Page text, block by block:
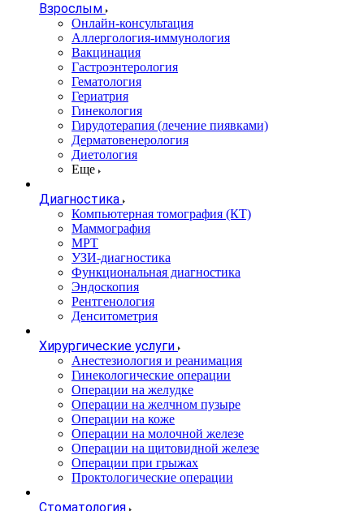
Взрослым
Онлайн-консультация
Аллергология-иммунология
Вакцинация
Гастроэнтерология
Гематология
Гериатрия
Гинекология
Гирудотерапия (лечение пиявками)
Дерматовенерология
Диетология
Еще
Диагностика
Компьютерная томография (КТ)
Маммография
МРТ
УЗИ-диагностика
Функциональная диагностика
Эндоскопия
Рентгенология
Денситометрия
Хирургические услуги
Анестезиология и реанимация
Гинекологические операции
Операции на желудке
Операции на желчном пузыре
Операции на коже
Операции на молочной железе
Операции на щитовидной железе
Операции при грыжах
Проктологические операции
Стоматология